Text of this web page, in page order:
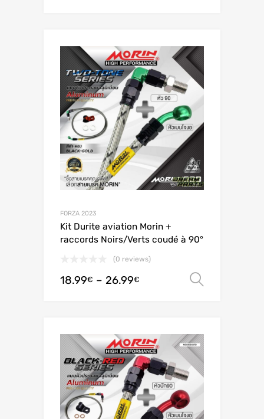
FORZA 2023
Kit Durite aviation Morin +
raccords Noirs/Verts coudé à 90°
(0 reviews)
18.99€ – 26.99€